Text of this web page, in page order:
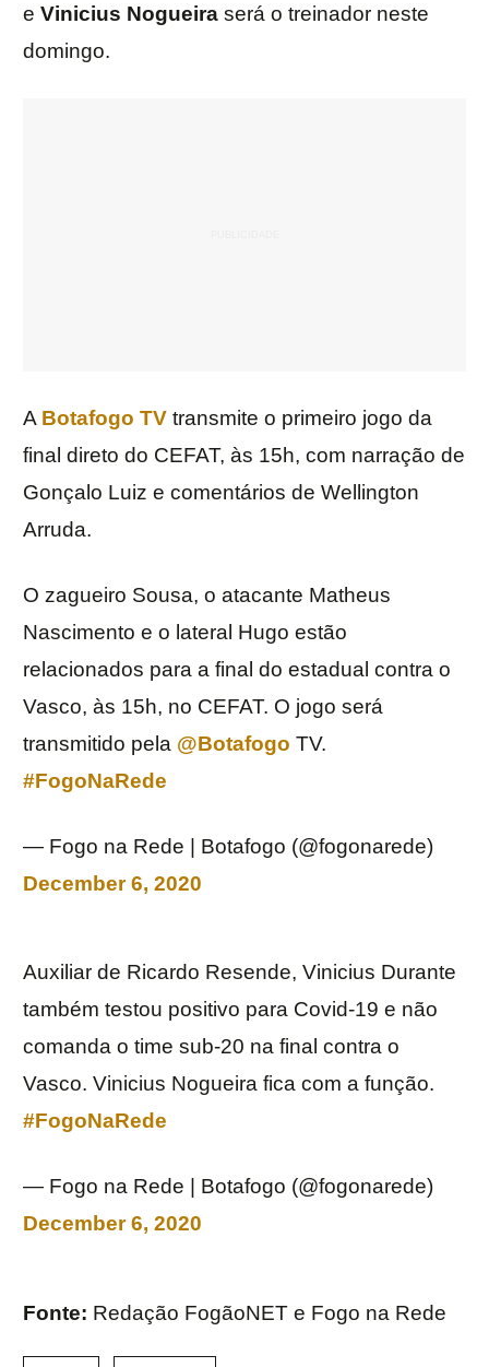
e Vinicius Nogueira será o treinador neste
domingo.
A Botafogo TV transmite o primeiro jogo da
final direto do CEFAT, às 15h, com narração de
Gonçalo Luiz e comentários de Wellington
Arruda.
O zagueiro Sousa, o atacante Matheus
Nascimento e o lateral Hugo estão
relacionados para a final do estadual contra o
Vasco, às 15h, no CEFAT. O jogo será
transmitido pela @Botafogo TV.
#FogoNaRede
— Fogo na Rede | Botafogo (@fogonarede)
December 6, 2020
Auxiliar de Ricardo Resende, Vinicius Durante
também testou positivo para Covid-19 e não
comanda o time sub-20 na final contra o
Vasco. Vinicius Nogueira fica com a função.
#FogoNaRede
— Fogo na Rede | Botafogo (@fogonarede)
December 6, 2020
Fonte: Redação FogãoNET e Fogo na Rede